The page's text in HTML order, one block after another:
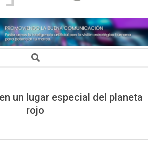
Search
un lugar especial del planeta
rojo